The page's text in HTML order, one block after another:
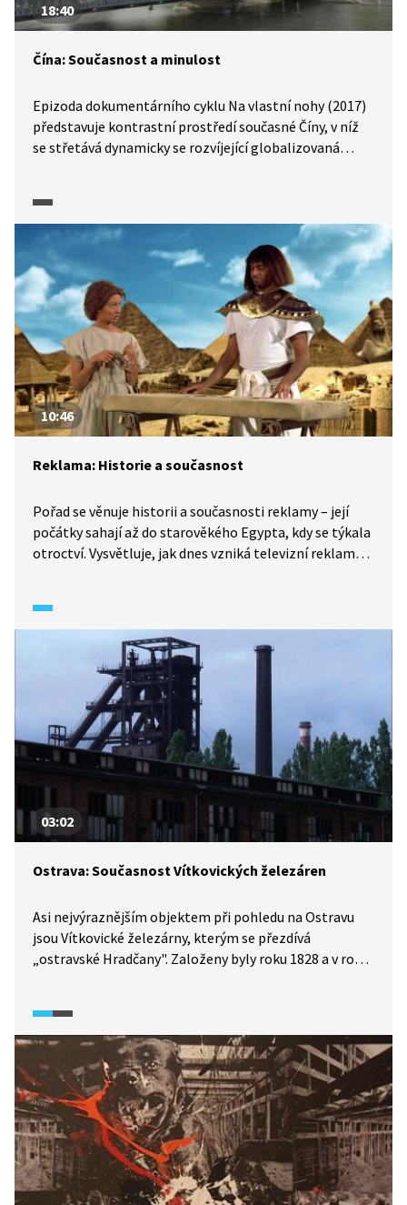
18:40
Čína: Současnost a minulost
Epizoda dokumentárního cyklu Na vlastní nohy (2017)
představuje kontrastní prostředí současné Číny, v níž
se střetává dynamicky se rozvíjející globalizovaná
aktuální podobu Číny z hlediska politického uspořádání
i rozvíjející se globální ekonomiky. Následně se
zaměřuje na venkovské oblasti, kde připomíná tradiční
čínské hodnoty uznávané před nástupem
komunistického režimu.
10:46
Reklama: Historie a současnost
Pořad se věnuje historii a současnosti reklamy – její
počátky sahají až do starověkého Egypta, kdy se týkala
otroctví. Vysvětluje, jak dnes vzniká televizní reklama
03:02
Ostrava: Současnost Vítkovických železáren
Asi nejvýraznějším objektem při pohledu na Ostravu
jsou Vítkovické železárny, kterým se přezdívá
„ostravské Hradčany". Založeny byly roku 1828 a v roce
rekonstrukci jsou však znovu využívány. Zpřístupněna
byla věž, vzniklo zde multifunkční kulturní centrum,
konají se tu festivaly (Colours of Ostrava)
a do budoucna je v plánu další rozšíření místních
aktivit.